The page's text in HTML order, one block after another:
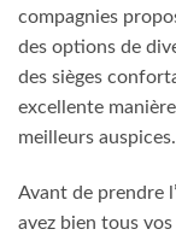
compagnies
des options de
des sièges
excellente
meilleurs auspices.
Avant de prendre
avez bien tous